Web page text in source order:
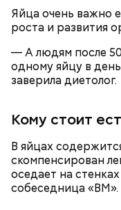
Яйца очень важно
роста и развития
— А людям после
одному яйцу в
заверила диетолог.
Кому стоит
В яйцах
скомпенсирован
оседает на
собеседница «ВМ».
с сахарным
лишним весом.